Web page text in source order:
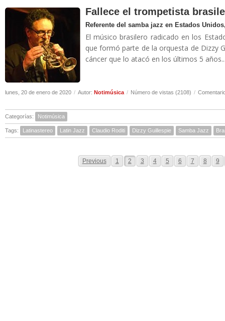
Fallece el trompetista
Referente del samba jazz en Estados
El músico brasilero radicado en los
que formó parte de la orquesta de Dizzy
cáncer que lo atacó en los últimos 5
lunes, 20 de enero de 2020 / Autor: Notimúsica / Número de vistas (2108) /
Categorías: Notimúsica
Tags: Latinastereo Latin Jazz Claudio Roditi Dizzy Guillespie Samba Jazz
Previous 1 2 3 4 5 6 7 8 9